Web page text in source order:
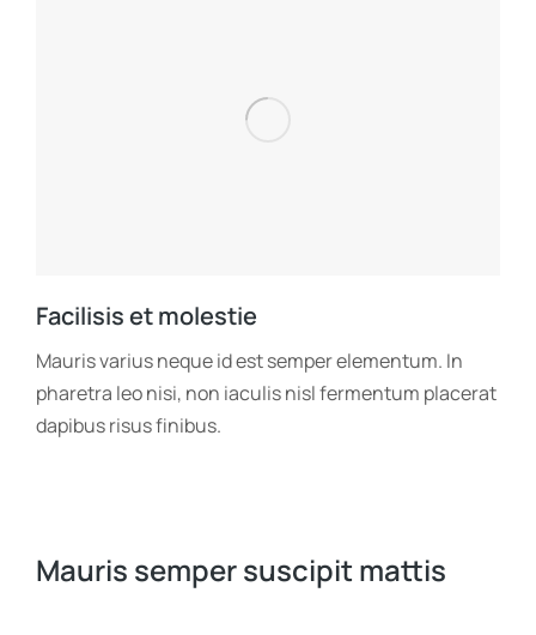
Facilisis et molestie
Mauris varius neque id est semper elementum. In
pharetra leo nisi, non iaculis nisl fermentum placerat
dapibus risus finibus.
Mauris semper suscipit mattis